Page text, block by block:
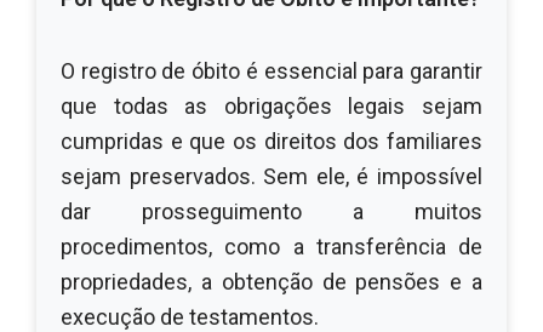
O registro de óbito é essencial para garantir
que todas as obrigações legais sejam
cumpridas e que os direitos dos familiares
sejam preservados. Sem ele, é impossível
dar prosseguimento a muitos
procedimentos, como a transferência de
propriedades, a obtenção de pensões e a
execução de testamentos.